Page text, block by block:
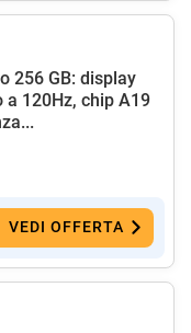
256 GB: display
a 120Hz, chip A19
VEDI OFFERTA